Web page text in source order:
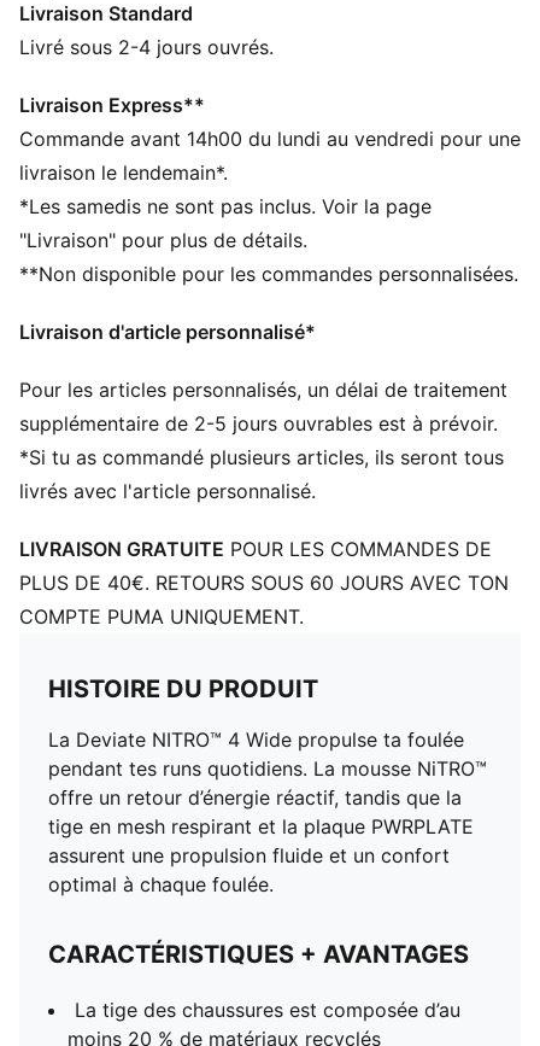
La tige des chaussures est composée d’au moins 20 %
de matériaux recyclés
Conçu pour : Course sur route :
Largeur : régulière
Fermeture : Fermeture à lacets
injecté pour une réactivité et un amorti incroyables en
toute légèreté
Bandes PWRTAPE offre un renfort stratégique sur la
Amorti : maximum
Dénivelé talon-pointe : 8 mm
Plaque en fibre de carbone PWRPLATE pour
maximiser le transfert d’énergie et la propulsion
Semelle extérieure en caoutchouc PUMAGRIP haute
performance pour une adhérence parfaite sur tous
types de surfaces
Livraison Standard
Livré sous 2-4 jours ouvrés.
Livraison Express**
Commande avant 14h00 du lundi au vendredi pour une
livraison le lendemain*.
*Les samedis ne sont pas inclus. Voir la page
"Livraison" pour plus de détails.
**Non disponible pour les commandes personnalisées.
Livraison d'article personnalisé*
Pour les articles personnalisés, un délai de traitement
supplémentaire de 2-5 jours ouvrables est à prévoir.
*Si tu as commandé plusieurs articles, ils seront tous
livrés avec l'article personnalisé.
LIVRAISON GRATUITE POUR LES COMMANDES DE
PLUS DE 40€. RETOURS SOUS 60 JOURS AVEC TON
COMPTE PUMA UNIQUEMENT.
HISTOIRE DU PRODUIT
La Deviate NITRO™ 4 Wide propulse ta foulée
pendant tes runs quotidiens. La mousse NiTRO™
offre un retour d’énergie réactif, tandis que la
tige en mesh respirant et la plaque PWRPLATE
assurent une propulsion fluide et un confort
optimal à chaque foulée.
CARACTÉRISTIQUES + AVANTAGES
La tige des chaussures est composée d’au
moins 20 % de matériaux recyclés